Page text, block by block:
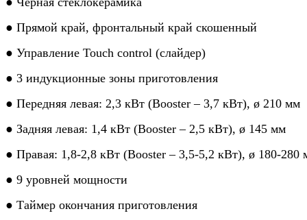
● Прямой край, фронтальный край скошенный
● Управление Touch control (слайдер)
● 3 индукционные зоны приготовления
● Передняя левая: 2,3 кВт (Booster – 3,7 кВт), ø 210 мм
● Задняя левая: 1,4 кВт (Booster – 2,5 кВт), ø 145 мм
● Правая: 1,8-2,8 кВт (Booster – 3,5-5,2 кВт), ø 180-280
● 9 уровней мощности
● Таймер окончания приготовления